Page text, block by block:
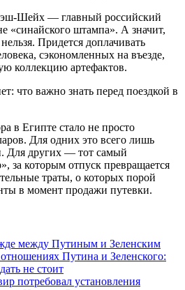
Шейх — главный российский
«синайского штампа». А значит,
Придется доплачивать
сэкономленных на въезде,
коллекцию артефактов.
в Египте стало не просто
Для одних это всего лишь
Для других — тот самый
за которым отпуск превращается
траты, о которых порой
в момент продажи путевки.
между Путиным и Зеленским
Путина и Зеленского:
не стоит
потребовал установления